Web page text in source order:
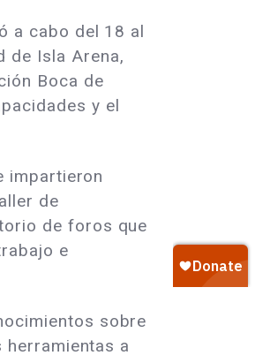
a cabo del 18 al
de Isla Arena,
Boca de
y el
impartieron
de
de foros que
e
sobre
a